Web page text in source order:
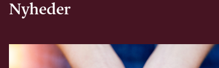
Nyheder